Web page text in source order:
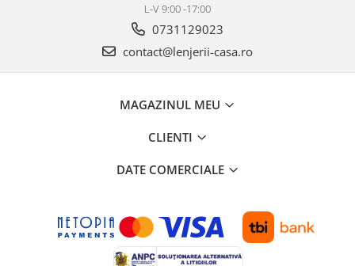
L-V 9:00 -17:00
0731129023
contact@lenjerii-casa.ro
MAGAZINUL MEU
CLIENTI
DATE COMERCIALE